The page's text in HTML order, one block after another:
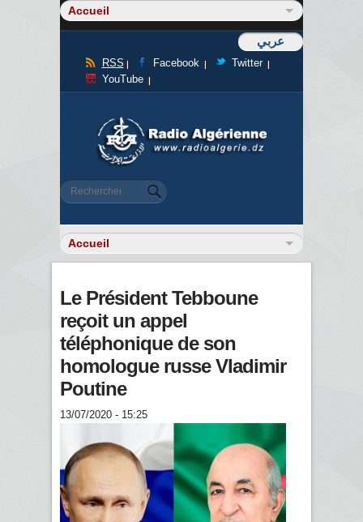
عربي
RSS Facebook
Twitter
YouTube
Formulaire de recherche
Rechercher
Le Président Tebboune
reçoit un appel
téléphonique de son
homologue russe Vladimir
Poutine
13/07/2020 - 15:25